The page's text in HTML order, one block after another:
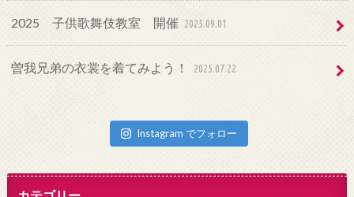
2025 子供歌舞伎教室 開催 2025.09.01
曽我兄弟の衣裳を着てみよう！ 2025.07.22
Instagram でフォロー